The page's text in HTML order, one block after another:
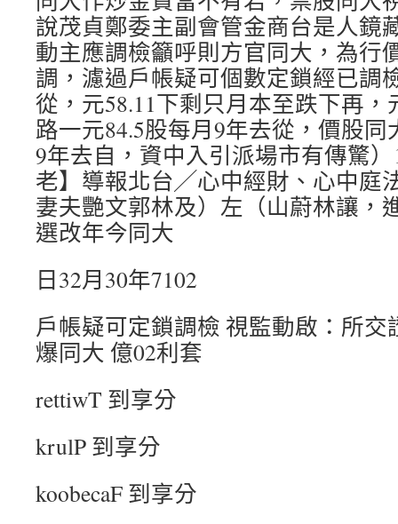
說茂貞鄭委主副會管金商台是人鏡
動主應調檢籲呼則方官同大，為行
調，濾過戶帳疑可個數定鎖經已調
從，元58.11下剩只月本至跌下再，
路一元84.5股每月9年去從，價股
9年去自，資中入引派場市有傳驚
老】導報北台╱心中經財、心中庭
妻夫艷文郭林及）左（山蔚林讓，
選改年今同大
日32月30年7102
戶帳疑可定鎖調檢 視監動啟：所
爆同大 億02利套
rettiwT 到享分
krulP 到享分
koobecaF 到享分